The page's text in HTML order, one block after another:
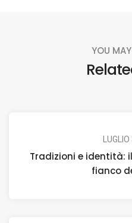
YOU
Tradizioni e identità:
fianco